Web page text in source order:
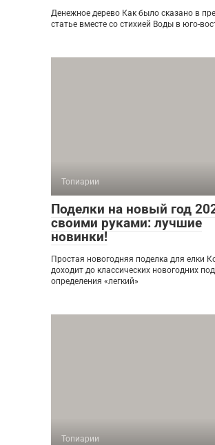
Денежное дерево Как было сказано в
статье вместе со стихией Воды в юго-
Топиарии
Поделки на новый год
своими руками: лучшие
новинки!
Простая новогодняя поделка для елки
доходит до классических новогодних
определения «легкий»
Топиарии